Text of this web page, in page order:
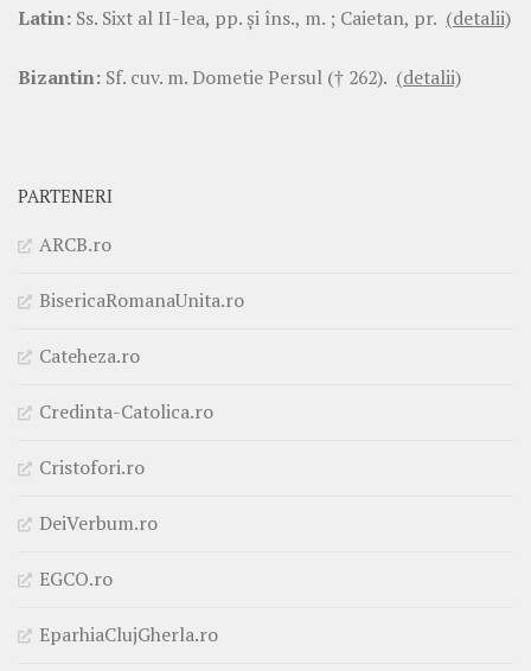
Latin: Ss. Sixt al II-lea, pp. şi îns., m. ; Caietan, pr. (detalii)
Bizantin: Sf. cuv. m. Dometie Persul († 262). (detalii)
PARTENERI
ARCB.ro
BisericaRomanaUnita.ro
Cateheza.ro
Credinta-Catolica.ro
Cristofori.ro
DeiVerbum.ro
EGCO.ro
EparhiaClujGherla.ro